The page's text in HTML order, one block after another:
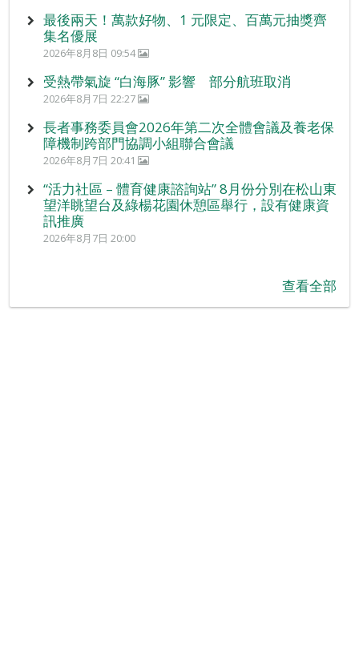
最後兩天！萬款好物、1 元限定、百萬元抽獎齊
集名優展
2026年8月8日 09:54
受熱帶氣旋 “白海豚” 影響 部分航班取消
2026年8月7日 22:27
長者事務委員會2026年第二次全體會議及養老保
障機制跨部門協調小組聯合會議
2026年8月7日 20:41
“活力社區 – 體育健康諮詢站” 8月份分別在松山東
望洋眺望台及綠楊花園休憩區舉行，設有健康資
訊推廣
2026年8月7日 20:00
查看全部